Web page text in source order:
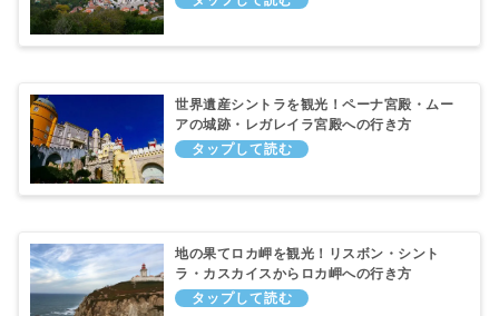
世界遺産シントラを観光！ペーナ宮殿・ムー
アの城跡・レガレイラ宮殿への行き方
地の果てロカ岬を観光！リスボン・シント
ラ・カスカイスからロカ岬への行き方